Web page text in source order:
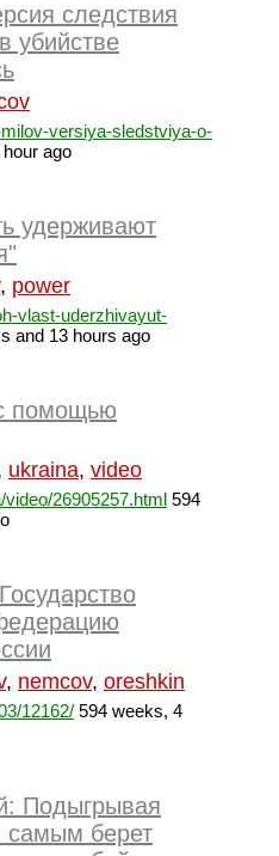
следствия
убийстве
versiya-sledstviya-o-
ago
удерживают
, power
vlast-uderzhivayut-
and 13 hours ago
помощью
ukraina, video
26905257.html 594
, nemcov, oreshkin
12162/ 594 weeks, 4
Подыгрывая
самым берет